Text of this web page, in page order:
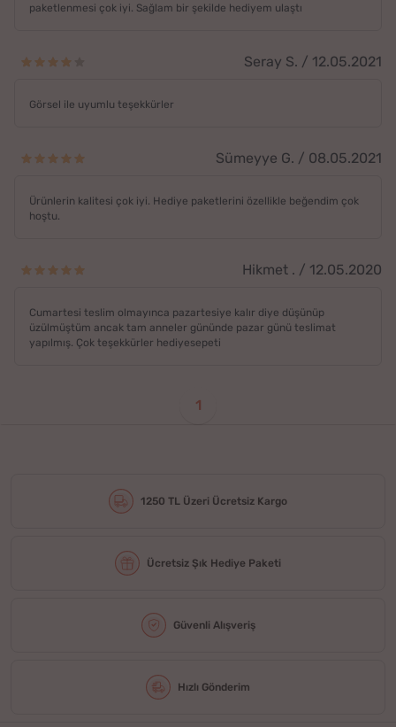
paketlenmesi çok iyi. Sağlam bir şekilde hediyem ulaştı
Seray S. / 12.05.2021
Görsel ile uyumlu teşekkürler
Sümeyye G. / 08.05.2021
Ürünlerin kalitesi çok iyi. Hediye paketlerini özellikle beğendim çok
hoştu.
Hikmet . / 12.05.2020
Cumartesi teslim olmayınca pazartesiye kalır diye düşünüp
üzülmüştüm ancak tam anneler gününde pazar günü teslimat
yapılmış. Çok teşekkürler hediyesepeti
1
1250 TL Üzeri Ücretsiz Kargo
Ücretsiz Şık Hediye Paketi
Güvenli Alışveriş
Hızlı Gönderim